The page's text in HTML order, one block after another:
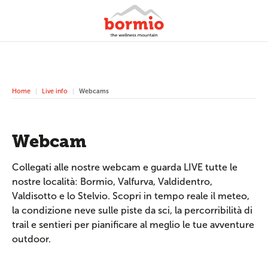
Home Live info Webcams
Webcam
Collegati alle nostre webcam e guarda LIVE tutte le
nostre località: Bormio, Valfurva, Valdidentro,
Valdisotto e lo Stelvio. Scopri in tempo reale il meteo,
la condizione neve sulle piste da sci, la percorribilità di
trail e sentieri per pianificare al meglio le tue avventure
outdoor.